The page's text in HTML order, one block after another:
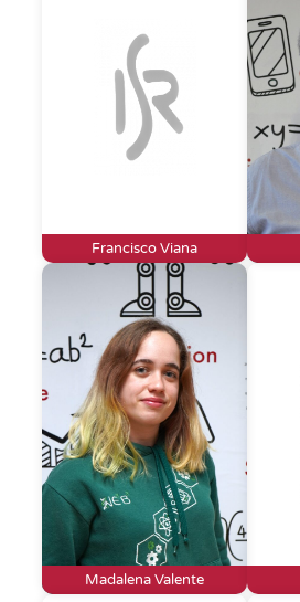
Francisco Viana
Madalena Valente